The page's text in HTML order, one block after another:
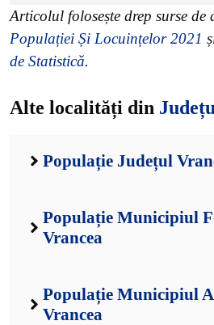
Articolul folosește drep surse de
Populației Și Locuințelor 2021
de Statistică.
Alte localități din
Populație Județul
Populație Municipiul
Vrancea
Populație Municipiul
Vrancea